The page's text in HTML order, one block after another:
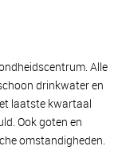
Alle
drinkwater en
laatste kwartaal
Ook goten en
omstandigheden.